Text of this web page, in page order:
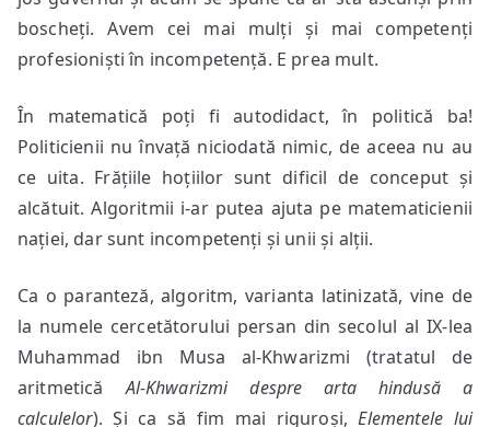
boscheți. Avem cei mai mulți și mai competenți
profesioniști în incompetență. E prea mult.
În matematică poți fi autodidact, în politică ba!
Politicienii nu învață niciodată nimic, de aceea nu au
ce uita. Frățiile hoțiilor sunt dificil de conceput și
alcătuit. Algoritmii i-ar putea ajuta pe matematicienii
nației, dar sunt incompetenți și unii și alții.
Ca o paranteză, algoritm, varianta latinizată, vine de
la numele cercetătorului persan din secolul al IX-lea
Muhammad ibn Musa al-Khwarizmi (tratatul de
aritmeticăAl-Khwarizmi despre arta hindusă a
calculelor). Și ca să fim mai riguroși,Elementele lui